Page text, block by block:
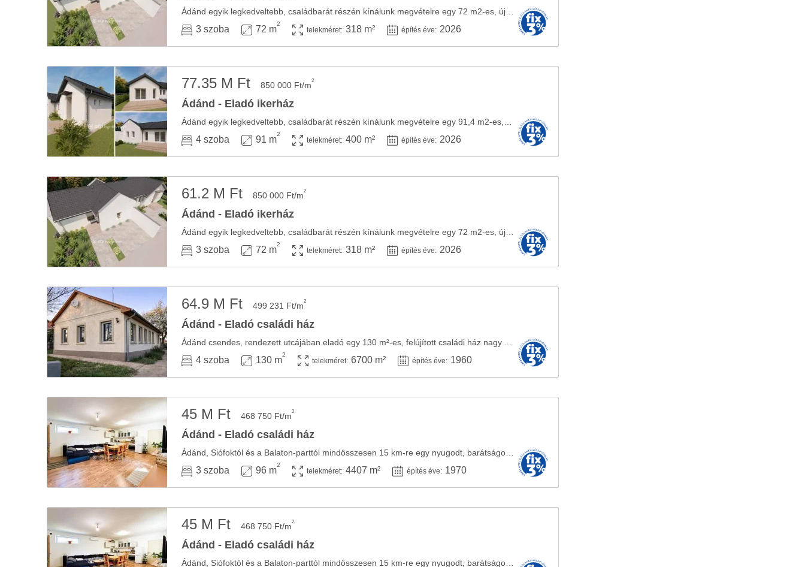
3 szoba 72 m
2
telekméret: 318 m² építés éve: 2026
77.35 M Ft 850 000 Ft/m2
Ádánd - Eladó ikerház
4 szoba 91 m
2
telekméret: 400 m² építés éve: 2026
61.2 M Ft 850 000 Ft/m2
Ádánd - Eladó ikerház
3 szoba 72 m
2
telekméret: 318 m² építés éve: 2026
64.9 M Ft 499 231 Ft/m2
Ádánd - Eladó családi ház
Ádánd csendes, rendezett utcájában eladó egy 130 m²-es, felújított családi ház nagy ...
4 szoba 130 m
2
telekméret: 6700 m² építés éve: 1960
45 M Ft 468 750 Ft/m2
Ádánd - Eladó családi ház
3 szoba 96 m
2
telekméret: 4407 m² építés éve: 1970
45 M Ft 468 750 Ft/m2
Ádánd - Eladó családi ház